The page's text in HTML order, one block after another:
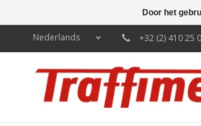
Nederlands +32 (2) 410 25
Door het